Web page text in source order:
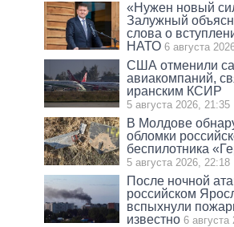
«Нужен новый
Залужный
слова о
НАТО 6 августа
США отменили
авиакомпаний,
иранским КСИР
5 августа 2026, 21:35
В Молдове
обломки
беспилотника
5 августа 2026, 22:18
После ночной
российском
вспыхнули
известно 6 августа